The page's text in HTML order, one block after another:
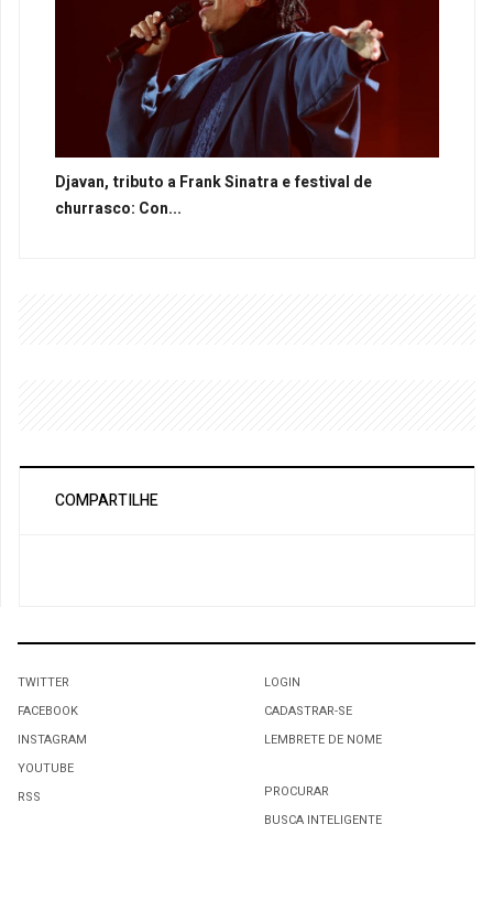
Djavan, tributo a Frank Sinatra e festival de
churrasco: Con...
COMPARTILHE
TWITTER
FACEBOOK
INSTAGRAM
YOUTUBE
RSS
LOGIN
CADASTRAR-SE
LEMBRETE DE NOME
PROCURAR
BUSCA INTELIGENTE